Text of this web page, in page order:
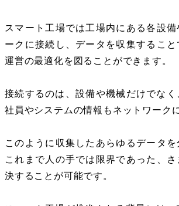
スマート工場では工場内にある各設
ークに接続し、データを収集するこ
運営の最適化を図ることができます。
接続するのは、設備や機械だけでなく
社員やシステムの情報もネットワーク
このように収集したあらゆるデータを
これまで人の手では限界であった、
決することが可能です。